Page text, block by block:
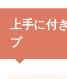
上手に付
プ